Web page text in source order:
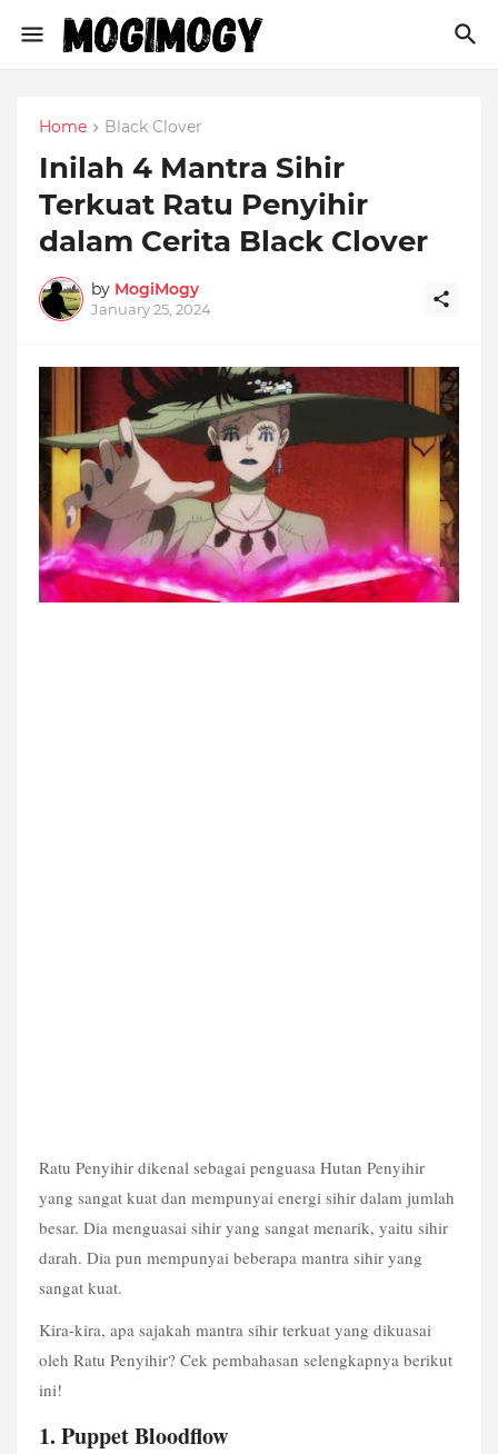
Home Black Clover
Inilah 4 Mantra Sihir
Terkuat Ratu Penyihir
dalam Cerita Black Clover
by MogiMogy
January 25, 2024
Ratu Penyihir dikenal sebagai penguasa Hutan Penyihir
yang sangat kuat dan mempunyai energi sihir dalam jumlah
besar. Dia menguasai sihir yang sangat menarik, yaitu sihir
darah. Dia pun mempunyai beberapa mantra sihir yang
sangat kuat.
Kira-kira, apa sajakah mantra sihir terkuat yang dikuasai
oleh Ratu Penyihir? Cek pembahasan selengkapnya berikut
ini!
1. Puppet Bloodflow